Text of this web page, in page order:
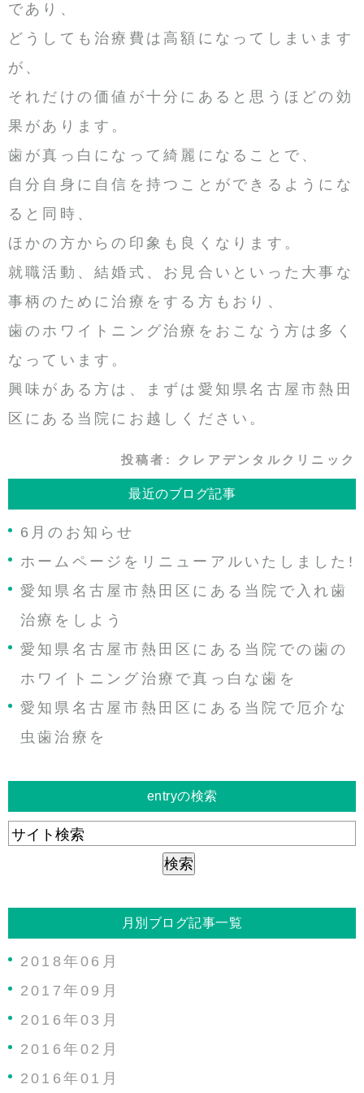
であり、
どうしても治療費は高額になってしまいます
が、
それだけの価値が十分にあると思うほどの効
果があります。
歯が真っ白になって綺麗になることで、
自分自身に自信を持つことができるようにな
ると同時、
ほかの方からの印象も良くなります。
就職活動、結婚式、お見合いといった大事な
事柄のために治療をする方もおり、
歯のホワイトニング治療をおこなう方は多く
なっています。
興味がある方は、まずは愛知県名古屋市熱田
区にある当院にお越しください。
投稿者: クレアデンタルクリニック
最近のブログ記事
6月のお知らせ
ホームページをリニューアルいたしました!
愛知県名古屋市熱田区にある当院で入れ歯
治療をしよう
愛知県名古屋市熱田区にある当院での歯の
ホワイトニング治療で真っ白な歯を
愛知県名古屋市熱田区にある当院で厄介な
虫歯治療を
entryの検索
月別ブログ記事一覧
2018年06月
2017年09月
2016年03月
2016年02月
2016年01月